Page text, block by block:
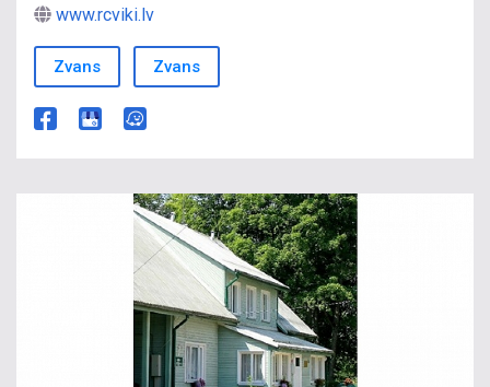
www.rcviki.lv
Zvans Zvans